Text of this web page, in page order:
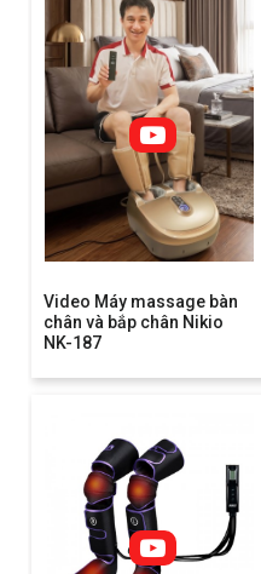
Video Máy massage bàn
chân và bắp chân Nikio
NK-187